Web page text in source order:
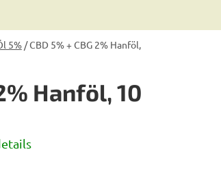
5% /CBD 5% + CBG 2% Hanföl,
Hanföl, 10